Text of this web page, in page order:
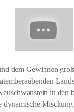
dem Gewinnen
in den